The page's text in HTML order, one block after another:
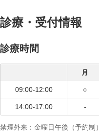
診療・受付情報
診療時間
月
09:00-12:00 ○
14:00-17:00 -
禁煙外来：金曜日午後（予約制